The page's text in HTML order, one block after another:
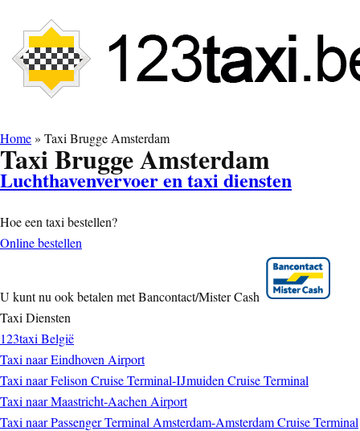
Home» Taxi Brugge Amsterdam
Taxi Brugge Amsterdam
Luchthavenvervoer en taxi diensten
Hoe een taxi bestellen?
Online bestellen
U kunt nu ook betalen met Bancontact/Mister Cash
Taxi Diensten
123taxi België
Taxi naar Eindhoven Airport
Taxi naar Felison Cruise Terminal-IJmuiden Cruise Terminal
Taxi naar Maastricht-Aachen Airport
Taxi naar Passenger Terminal Amsterdam-Amsterdam Cruise Terminal